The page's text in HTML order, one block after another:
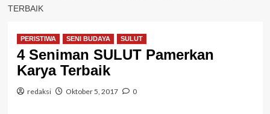
TERBAIK
PERISTIWA SENI BUDAYA SULUT
4 Seniman SULUT Pamerkan
Karya Terbaik
redaksi Oktober 5, 2017 0